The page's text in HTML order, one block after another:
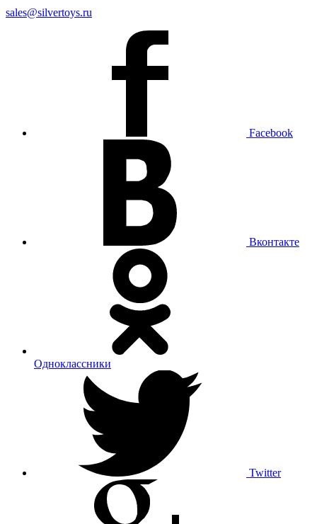
sales@silvertoys.ru
Facebook
Вконтакте
Одноклассники
Twitter